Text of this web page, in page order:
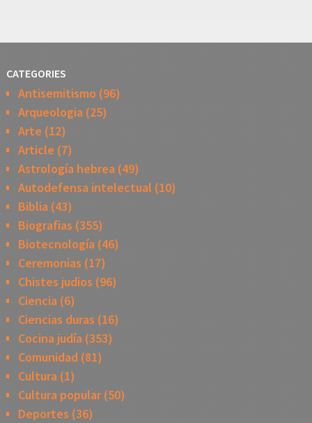
CATEGORIES
Antisemitismo (96)
Arqueologia(25)
Arte (12)
Article (7)
Astrología hebrea(49)
Autodefensa intelectual (10)
Biblia(43)
Biografias (355)
Biotecnología(46)
Ceremonias (17)
Chistes judios (96)
Ciencia(6)
Ciencias duras (16)
Cocina judía(353)
Comunidad(81)
Cultura(1)
Cultura popular(50)
Deportes (36)